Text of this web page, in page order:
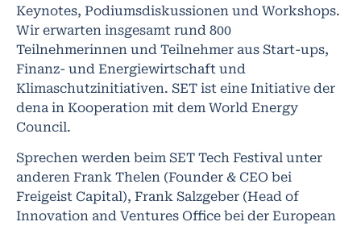
Keynotes, Podiumsdiskussionen und Workshops.
Wir erwarten insgesamt rund 800
Teilnehmerinnen und Teilnehmer aus Start-ups,
Finanz- und Energiewirtschaft und
Klimaschutzinitiativen. SET ist eine Initiative der
dena in Kooperation mit dem World Energy
Council.
Sprechen werden beim SET Tech Festival unter
anderen Frank Thelen (Founder & CEO bei
Freigeist Capital), Frank Salzgeber (Head of
Innovation and Ventures Office bei der European